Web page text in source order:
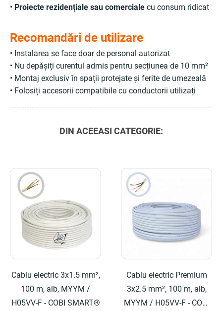
• Proiecte rezidențiale sau comerciale cu consum ridicat
Recomandări de utilizare
• Instalarea se face doar de personal autorizat
• Nu depășiți curentul admis pentru secțiunea de 10 mm²
• Montaj exclusiv în spații protejate și ferite de umezeală
• Folosiți accesorii compatibile cu conductorii utilizați
DIN ACEEASI CATEGORIE:
Cablu electric 3x1.5 mm²,
100 m, alb, MYYM /
H05VV-F - COBI SMART®
Cablu electric Premium
3x2.5 mm², 100 m, alb,
MYYM / H05VV-F - COBI